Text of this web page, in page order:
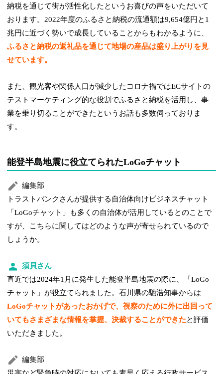
納税を通じて街が活性化したというお喜びの声をいただいて
おります。2022年度のふるさと納税の流通額は9,654億円と1
兆円に近づく勢いで成長していることからもわかるように、
ふるさと納税の返礼品を通じて地場の産品は盛り上がりを見
せています。
また、観光客や関係人口が減少したコロナ禍ではECサイトの
テストマーケティング的な役割でふるさと納税を活用し、事
業を乗り切ることができたというお話も多数伺っておりま
す。
能登半島地震に役立てられたLoGoチャット
編集部
トラストバンクさんが提供する自治体向けビジネスチャット
「LoGoチャット」も多くの自治体が活用しているとのことで
すが、こちらに関してはどのような声が寄せられているので
しょうか。
須貝さん
直近では2024年1月に発生した能登半島地震の際に、「LoGo
チャット」が役立てられました。石川県の馳浩知事からは
LoGoチャットがあったおかげで、視察のために外に出回って
いてもさまざまな情報を掌握、決裁することができたと評価
いただきました。
編集部